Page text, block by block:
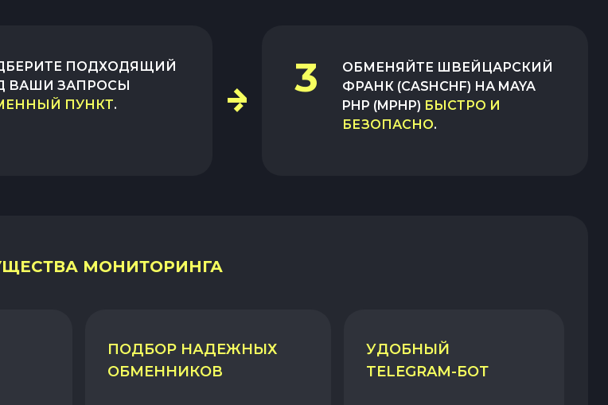
ПОДХОДЯЩИЙ
ВАШИ ЗАПРОСЫ
ПУНКТ.
3 ОБМЕНЯЙТЕ ШВЕЙЦАРСКИЙ
ФРАНК (CASHCHF) НА MAYA
PHP (MPHP) БЫСТРО И
БЕЗОПАСНО.
МОНИТОРИНГА
ПОДБОР НАДЕЖНЫХ
ОБМЕННИКОВ
УДОБНЫЙ
TELEGRAM-БОТ